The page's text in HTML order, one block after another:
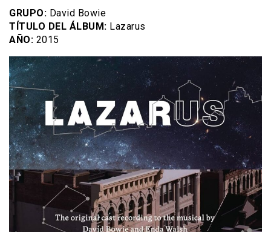
GRUPO: David Bowie
TÍTULO DEL ÁLBUM: Lazarus
AÑO: 2015